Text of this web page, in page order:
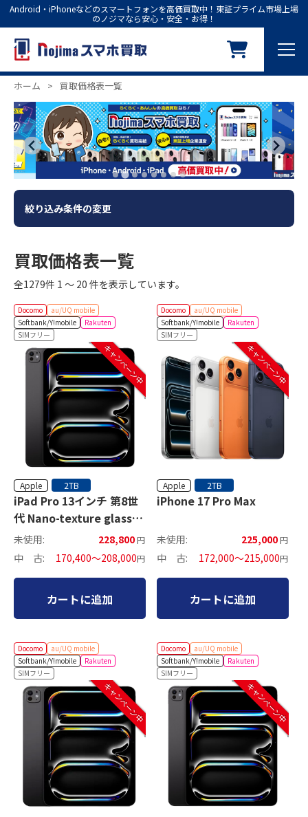
Android・iPhoneなどのスマートフォンを高価買取中！東証プライム市場上場
のノジマなら安心・安全・お得！
ホーム > 買取価格表一覧
絞り込み条件の変更
買取価格表一覧
全1279件 1 ～ 20 件を表示しています。
Docomo
au/UQ mobile
Softbank/Y!mobile
Rakuten
SIMフリー
キャンペーン中
Apple 2TB
iPad Pro 13インチ 第8世
代 Nano-texture glass
セルラーモデル
未使用: 228,800円
中 古: 170,400～208,000円
カートに追加
Docomo
au/UQ mobile
Softbank/Y!mobile
Rakuten
SIMフリー
キャンペーン中
Apple 2TB
iPhone 17 Pro Max
未使用: 225,000円
中 古: 172,000～215,000円
カートに追加
Docomo
au/UQ mobile
Softbank/Y!mobile
Rakuten
SIMフリー
キャンペーン中
Docomo
au/UQ mobile
Softbank/Y!mobile
Rakuten
SIMフリー
キャンペーン中